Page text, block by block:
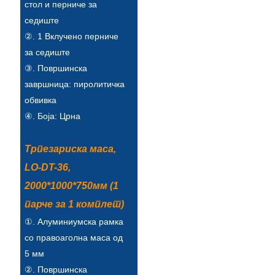
стол и перниче за
седиште
②. 1 Вклучено перниче
за седиште
③. Површинска
завршница: пиролитичка
обвивка
④. Боја: Црна
Трпезариска маса,
LO-DT-36,
2000*1000*750мм (1
парче за 1 комплет)
①. Алуминиумска рамка
со правоаголна маса од
5 мм
②. Површинска